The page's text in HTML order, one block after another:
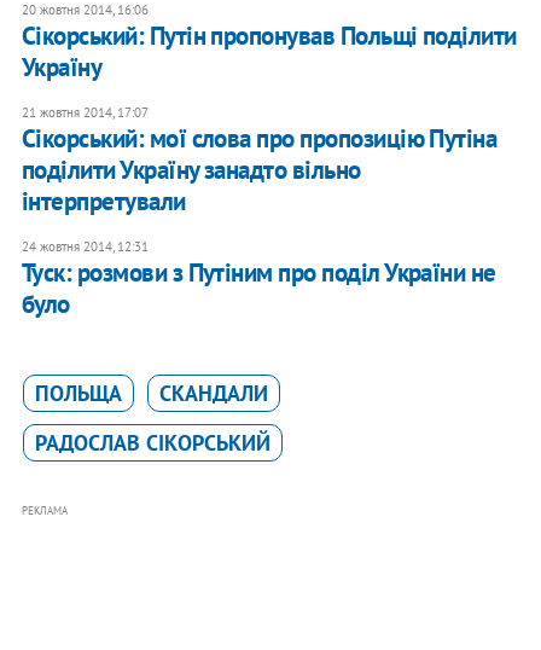
20 жовтня 2014, 16:06
Сікорський: Путін пропонував Польщі поділити
Україну
21 жовтня 2014, 17:07
​Сікорський: мої слова про пропозицію Путіна
поділити Україну занадто вільно
інтерпретували
24 жовтня 2014, 12:31
Туск: розмови з Путіним про поділ України не
було
ПОЛЬЩА
СКАНДАЛИ
РАДОСЛАВ СІКОРСЬКИЙ
РЕКЛАМА